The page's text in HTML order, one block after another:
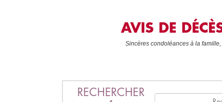
AVIS DE
Sincères condoléances à la
RECHERCHER